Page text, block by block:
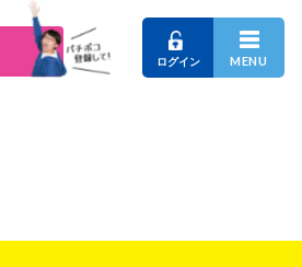
ログイン MENU